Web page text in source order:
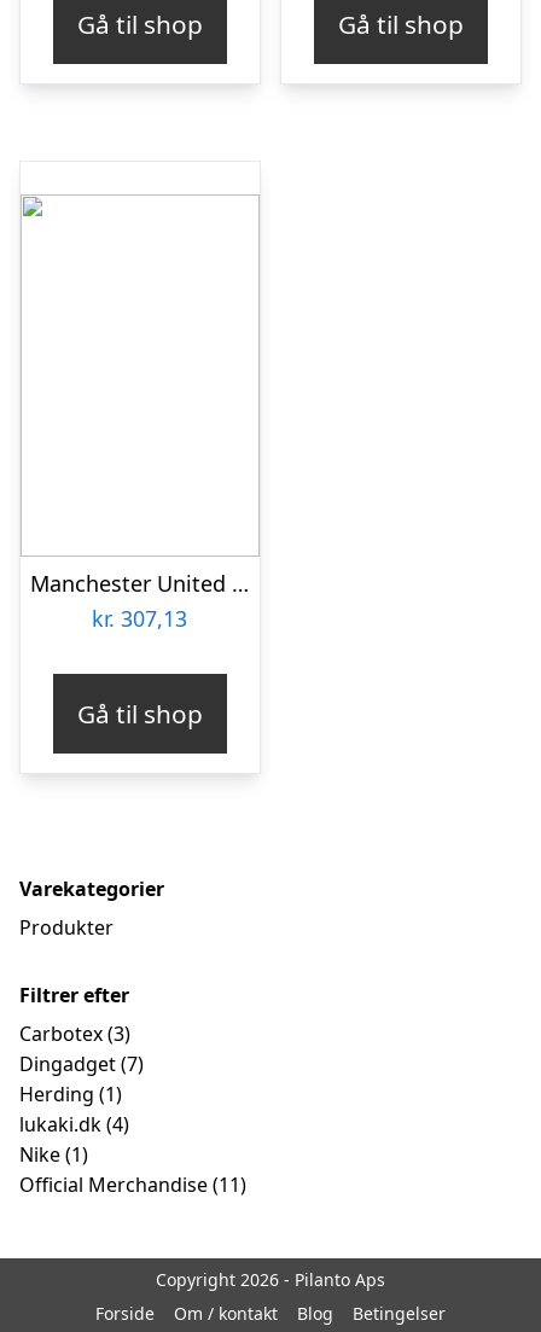
Gå til shop Gå til shop
Manchester United FC Single Duvet Set core (In Stock)-one-size
kr. 307,13
Gå til shop
Varekategorier
Produkter
Filtrer efter
Carbotex(3)
Dingadget(7)
Herding (1)
lukaki.dk(4)
Nike(1)
Official Merchandise(11)
Copyright 2026 - Pilanto Aps
Forside
Om / kontakt Blog Betingelser